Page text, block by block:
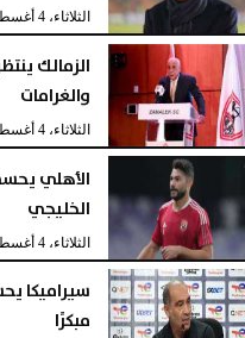
الثلاثاء، 4 أغسطس 2026
الزمالك
والغرامات
الثلاثاء، 4 أغسطس 2026
الأهلي
الخليجي
الثلاثاء، 4 أغسطس 2026
سيراميكا
مبكرًا